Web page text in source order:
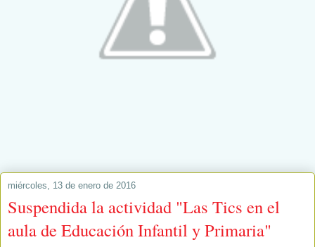
miércoles, 13 de enero de 2016
Suspendida la actividad "Las Tics en el
aula de Educación Infantil y Primaria"